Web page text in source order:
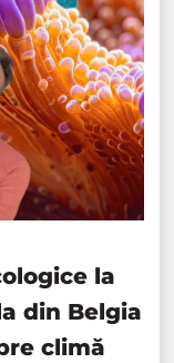
la
din Belgia
climă